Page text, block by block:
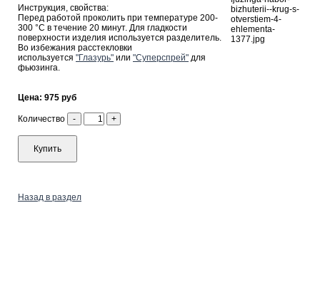
Инструкция, свойства:
Перед работой проколить при температуре 200-
300 °С в течение 20 минут. Для гладкости
поверхности изделия используется разделитель.
Во избежания расстекловки
используется "Глазурь" или "Суперспрей" для
фьюзинга.
Цена: 975 руб
Количество - +
Купить
Назад в раздел